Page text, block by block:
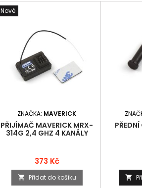
Nové
ZNAČKA: MAVERICK
PŘIJÍMAČ MAVERICK MRX-
314G 2,4 GHZ 4 KANÁLY
Cena
373 Kč
 Přidat do košíku 